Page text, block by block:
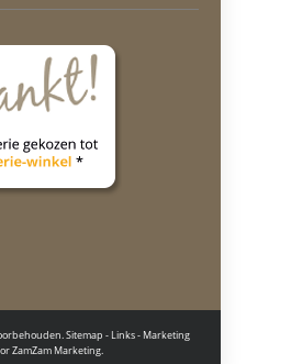
Sitemap - Links- Marketing
ZamZam Marketing.